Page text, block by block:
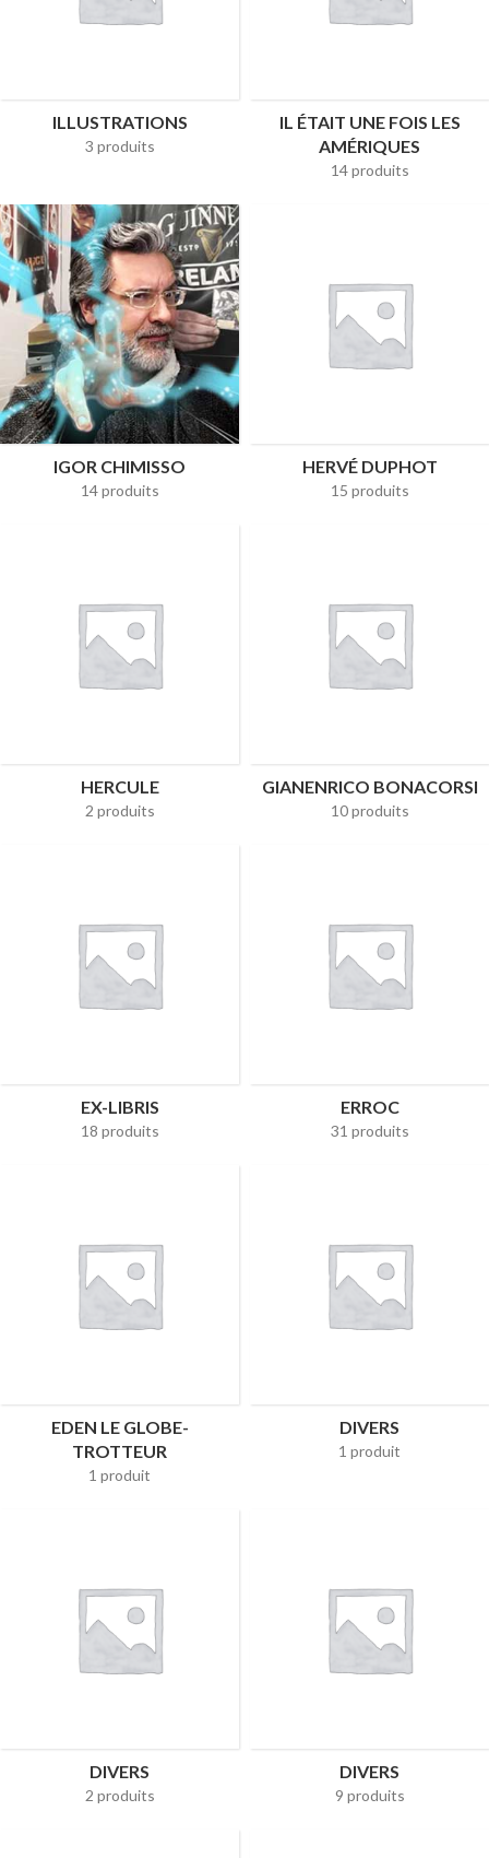
ILLUSTRATIONS
3 produits
IL ÉTAIT UNE FOIS LES
AMÉRIQUES
14 produits
IGOR CHIMISSO
14 produits
HERVÉ DUPHOT
15 produits
HERCULE
2 produits
GIANENRICO BONACORSI
10 produits
EX-LIBRIS
18 produits
ERROC
31 produits
EDEN LE GLOBE-
TROTTEUR
1 produit
DIVERS
1 produit
DIVERS
2 produits
DIVERS
9 produits